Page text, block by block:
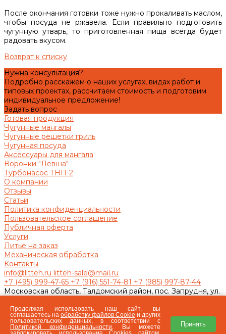
После окончания готовки тоже нужно прокаливать маслом,
чтобы посуда не ржавела. Если правильно подготовить
чугунную утварь, то приготовленная пища всегда будет
радовать вкусом.
Возврат к списку
Нужна консультация?
Подробно расскажем о наших услугах, видах работ и
типовых проектах, рассчитаем стоимость и подготовим
индивидуальное предложение!
Задать вопрос
Готовая продукция
Чугунные мангалы
Чугунные решетки гриль
Чугунная посуда
Аксессуары для мангала
Воронки "Левша"
Турбонасос ТНП-2
О компании
Отзывы
Статьи
Политика конфиденциальности
Пользовательское соглашение
Публичная оферта
Услуги
Литье на заказ
Механическая обработка
Контакты
info@litteh.ru litteh-sale@mail.ru
+7 (495) 999-47-65 +7 (916) 551-74-81 +7 (985) 997-87-44
Московская область, Талдомский район, пос. Запрудня, ул.
Заказать звонок
Литейно-механический завод ООО «ЛИТТЕХ» ©
2026 Universe, Все права защищены
Продолжая использовать наш сайт, вы
соглашаетесь на обработку файлов Сookie и других
пользовательских данных, в соответствии с
Политикой конфиденциальности
. Вы можете
Принять